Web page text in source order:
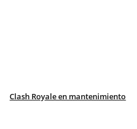
Clash Royale en mantenimiento